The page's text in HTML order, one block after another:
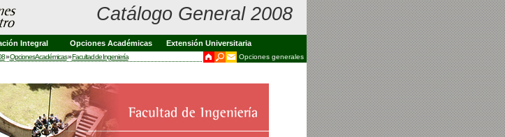
Catálogo General 2008
Integral Opciones Académicas Extensión Universitaria
»Opciones Académicas»Facultad de Ingeniería Opciones generales